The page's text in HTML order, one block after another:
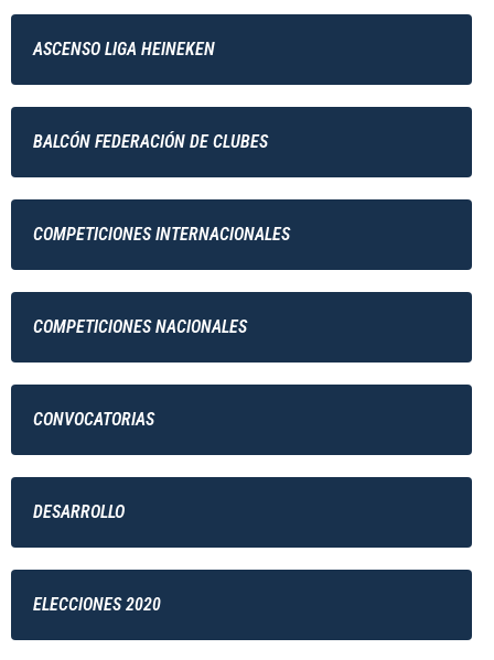
ASCENSO LIGA HEINEKEN
BALCÓN FEDERACIÓN DE CLUBES
COMPETICIONES INTERNACIONALES
COMPETICIONES NACIONALES
CONVOCATORIAS
DESARROLLO
ELECCIONES 2020